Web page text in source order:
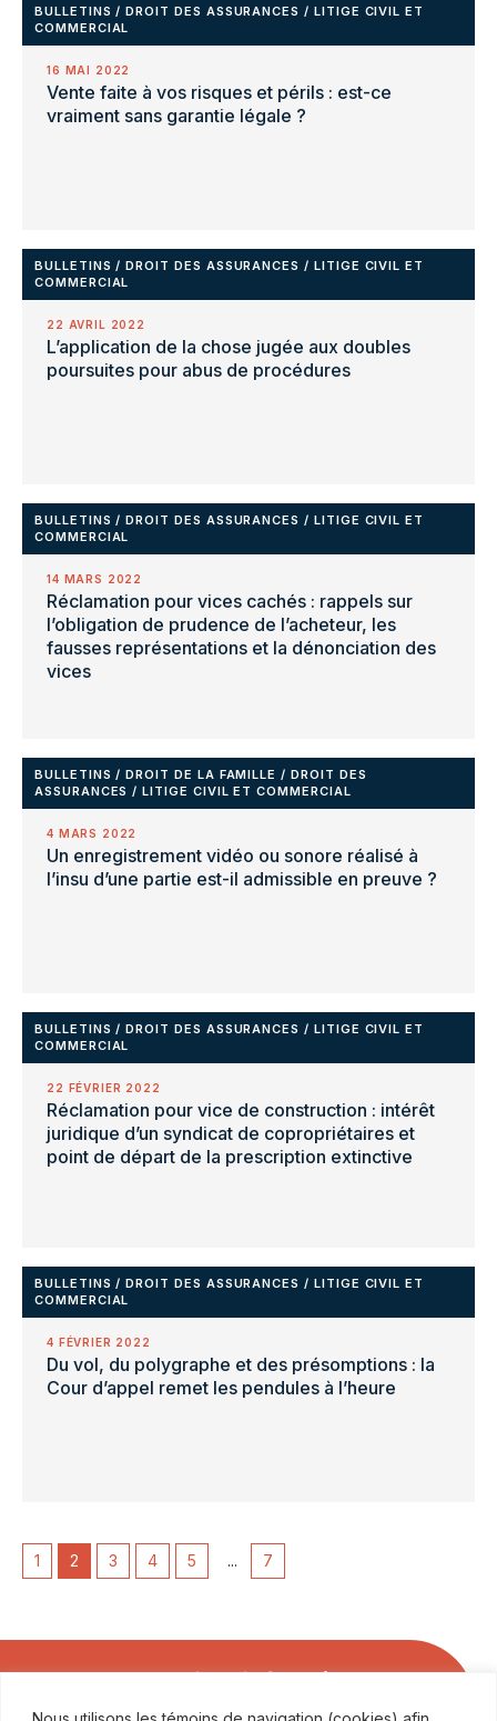
BULLETINS /DROIT DES ASSURANCES / LITIGE CIVIL ET
COMMERCIAL
16 MAI 2022
Vente faite à vos risques et périls : est-ce
vraiment sans garantie légale ?
BULLETINS /DROIT DES ASSURANCES / LITIGE CIVIL ET
COMMERCIAL
22 AVRIL 2022
L’application de la chose jugée aux doubles
poursuites pour abus de procédures
BULLETINS /DROIT DES ASSURANCES / LITIGE CIVIL ET
COMMERCIAL
14 MARS 2022
Réclamation pour vices cachés : rappels sur
l’obligation de prudence de l’acheteur, les
fausses représentations et la dénonciation des
vices
BULLETINS /DROIT DE LA FAMILLE / DROIT DES
ASSURANCES /LITIGE CIVIL ET COMMERCIAL
4 MARS 2022
Un enregistrement vidéo ou sonore réalisé à
l’insu d’une partie est-il admissible en preuve ?
BULLETINS /DROIT DES ASSURANCES / LITIGE CIVIL ET
COMMERCIAL
22 FÉVRIER 2022
Réclamation pour vice de construction : intérêt
juridique d’un syndicat de copropriétaires et
point de départ de la prescription extinctive
BULLETINS /DROIT DES ASSURANCES / LITIGE CIVIL ET
COMMERCIAL
4 FÉVRIER 2022
Du vol, du polygraphe et des présomptions : la
Cour d’appel remet les pendules à l’heure
1 2 3 4 5 ... 7
Soyez les premiers informés